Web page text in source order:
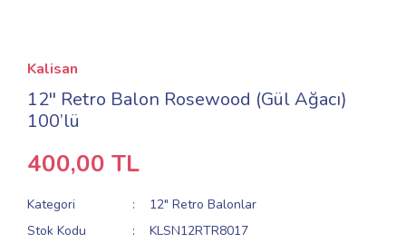
Kalisan
12'' Retro Balon Rosewood (Gül Ağacı)
100’lü
400,00 TL
Kategori
12" Retro Balonlar
Stok Kodu
KLSN12RTR8017